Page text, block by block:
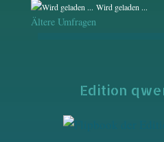
Wird geladen ...
Ältere Umfragen
Edition